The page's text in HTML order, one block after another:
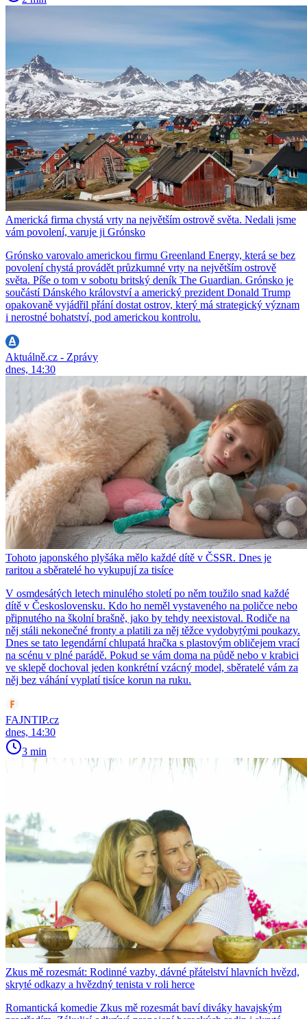
Americká firma chystá vrty na největším ostrově světa. Nedali jsme
vám povolení, varuje ji Grónsko
Grónsko varovalo americkou firmu Greenland Energy, která se bez
povolení chystá provádět průzkumné vrty na největším ostrově
světa. Píše o tom v sobotu britský deník The Guardian. Grónsko je
součástí Dánského království a americký prezident Donald Trump
opakovaně vyjádřil přání dostat ostrov, který má strategický význam
i nerostné bohatství, pod americkou kontrolu.
Aktuálně.cz - Zprávy
dnes, 14:30
Tohoto japonského plyšáka mělo každé dítě v ČSSR. Dnes je
raritou a sběratelé ho vykupují za tisíce
V osmdesátých letech minulého století po něm toužilo snad každé
dítě v Československu. Kdo ho neměl vystaveného na poličce nebo
připnutého na školní brašně, jako by tehdy neexistoval. Rodiče na
něj stáli nekonečné fronty a platili za něj těžce vydobytými poukazy.
Dnes se tato legendární chlupatá hračka s plastovým obličejem vrací
na scénu v plné parádě. Pokud se vám doma na půdě nebo v krabici
ve sklepě dochoval jeden konkrétní vzácný model, sběratelé vám za
něj bez váhání vyplatí tisíce korun na ruku.
FAJNTIP.cz
dnes, 14:30
3 min
Zkus mě rozesmát: Rodinné vazby, dávné přátelství hlavních hvězd,
skryté odkazy a hvězdný tenista v roli herce
Romantická komedie Zkus mě rozesmát baví diváky havajským